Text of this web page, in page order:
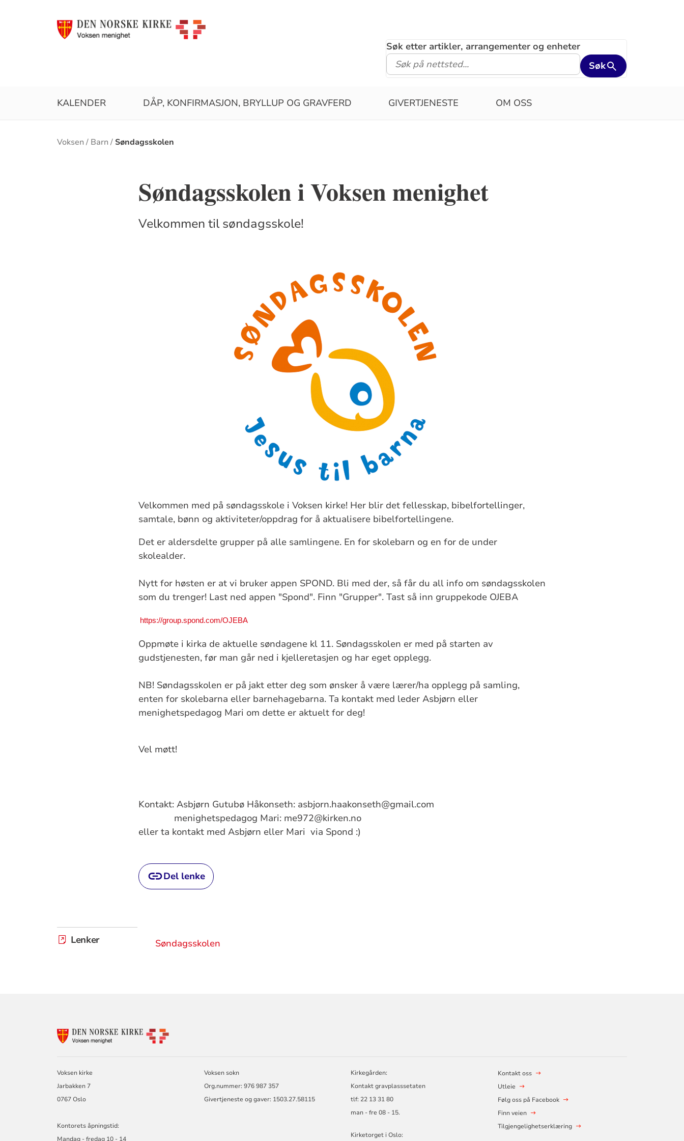
Søk etter artikler, arrangementer og enheter
Søk
KALENDER DÅP, KONFIRMASJON, BRYLLUP OG GRAVFERD GIVERTJENESTE OM OSS
Brødsmulesti
Voksen Barn Søndagsskolen
Søndagsskolen i Voksen menighet
Velkommen til søndagsskole!
Velkommen med på søndagsskole i Voksen kirke! Her blir det fellesskap, bibelfortellinger,
samtale, bønn og aktiviteter/oppdrag for å aktualisere bibelfortellingene.
Det er aldersdelte grupper på alle samlingene. En for skolebarn og en for de under
skolealder.
Nytt for høsten er at vi bruker appen SPOND. Bli med der, så får du all info om søndagsskolen
som du trenger! Last ned appen "Spond". Finn "Grupper". Tast så inn gruppekode OJEBA
https://group.spond.com/OJEBA
Oppmøte i kirka de aktuelle søndagene kl 11. Søndagsskolen er med på starten av
gudstjenesten, før man går ned i kjelleretasjen og har eget opplegg.
NB! Søndagsskolen er på jakt etter deg som ønsker å være lærer/ha opplegg på samling,
enten for skolebarna eller barnehagebarna. Ta kontakt med leder Asbjørn eller
menighetspedagog Mari om dette er aktuelt for deg!
Vel møtt!
Kontakt: Asbjørn Gutubø Håkonseth: asbjorn.haakonseth@gmail.com
menighetspedagog Mari: me972@kirken.no
eller ta kontakt med Asbjørn eller Mari via Spond :)
Del lenke
Lenker Søndagsskolen
KONTAKTINFORMASJON
Voksen kirke
Jarbakken 7
0767 Oslo
Kontorets åpningstid:
Mandag - fredag 10 - 14
Voksen sokn
Org.nummer: 976 987 357
Givertjeneste og gaver: 1503.27.58115
Kirkegården:
Kontakt gravplasssetaten
tlf: 22 13 31 80
man - fre 08 - 15.
Kirketorget i Oslo:
Kontakt oss
Utleie
Følg oss på Facebook
Finn veien
Tilgjengelighetserklæring